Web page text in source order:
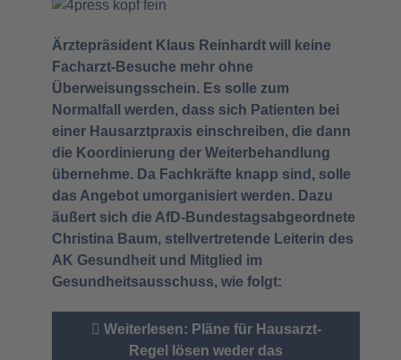
Ärztepräsident Klaus Reinhardt will keine
Facharzt-Besuche mehr ohne
Überweisungsschein. Es solle zum
Normalfall werden, dass sich Patienten bei
einer Hausarztpraxis einschreiben, die dann
die Koordinierung der Weiterbehandlung
übernehme. Da Fachkräfte knapp sind, solle
das Angebot umorganisiert werden. Dazu
äußert sich die AfD-Bundestagsabgeordnete
Christina Baum, stellvertretende Leiterin des
AK Gesundheit und Mitglied im
Gesundheitsausschuss, wie folgt:
Weiterlesen: Pläne für Hausarzt-
Regel lösen weder das